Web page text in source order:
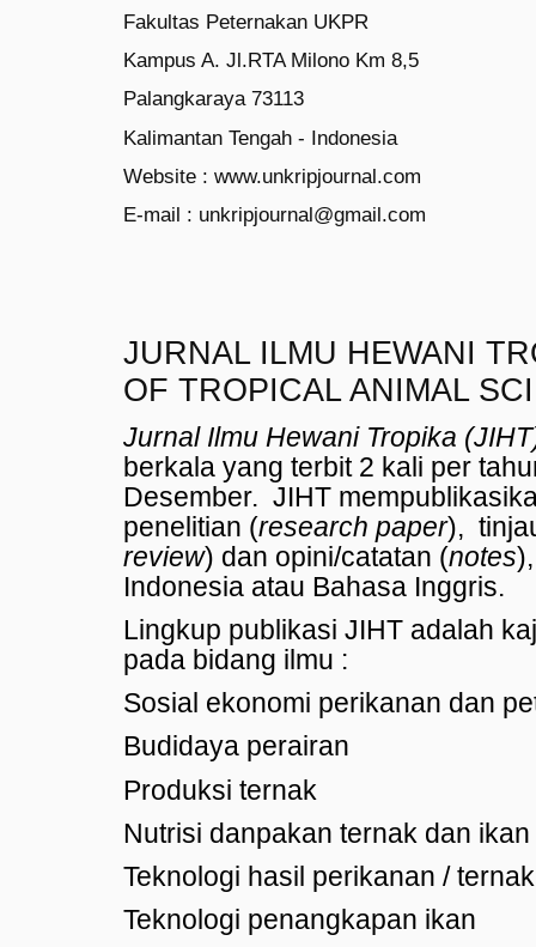
Fakultas Peternakan UKPR
Kampus A. Jl.RTA Milono Km 8,5
Palangkaraya 73113
Kalimantan Tengah - Indonesia
Website : www.unkripjournal.com
E-mail : unkripjournal@gmail.com
JURNAL ILMU HEWANI
OF TROPICAL ANIMAL
Jurnal Ilmu Hewani Tropika
berkala yang terbit 2 kali per
Desember. JIHT
penelitian (research paper),
review) dan opini/catatan (notes
Indonesia atau Bahasa Inggris.
Lingkup publikasi JIHT adalah
pada bidang ilmu :
Sosial ekonomi perikanan dan
Budidaya perairan
Produksi ternak
Nutrisi danpakan ternak dan ikan
Teknologi hasil perikanan / ternak
Teknologi penangkapan ikan